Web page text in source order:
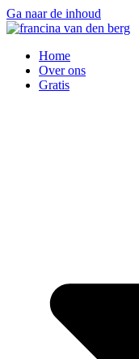
Ga naar de inhoud
Home
Over ons
Gratis